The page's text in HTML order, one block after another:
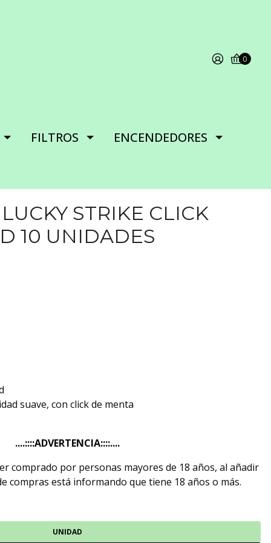
0
FILTROS ENCENDEDORES
STRIKE CLICK
10 UNIDADES
suave, con click de menta
....::::ADVERTENCIA::::....
comprado por personas mayores de 18 años, al añadir
compras está informando que tiene 18 años o más.
UNIDAD